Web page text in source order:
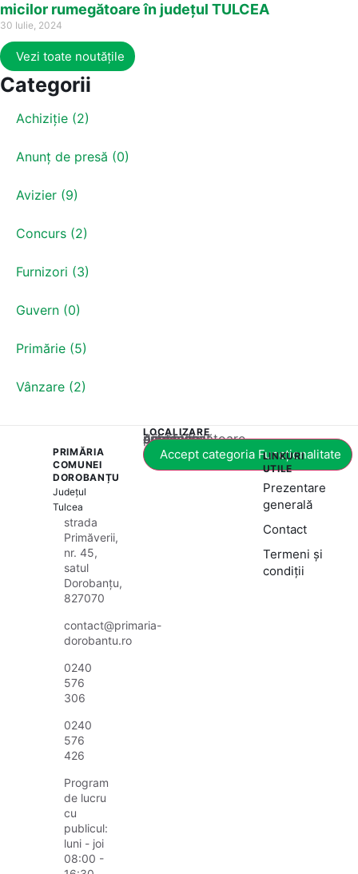
micilor rumegătoare în județul TULCEA
30 Iulie, 2024
Vezi toate noutățile
Categorii
Achiziție (2)
Anunț de presă (0)
Avizier (9)
Concurs (2)
Furnizori (3)
Guvern (0)
Primărie (5)
Vânzare (2)
PRIMĂRIA
COMUNEI
DOROBANȚU
Județul
Tulcea
strada
Primăverii,
nr. 45,
satul
Dorobanțu,
827070
contact@primaria-
dorobantu.ro
0240
576
306
0240
576
426
Program
de lucru
cu
publicul:
luni - joi
08:00 -
LOCALIZARE
Acest conținut este blocat până când acceptați categoria corespunzătoare de cookie-uri.
Accept categoria Funcționalitate
LINKURI
UTILE
Prezentare
generală
Contact
Termeni și
condiții